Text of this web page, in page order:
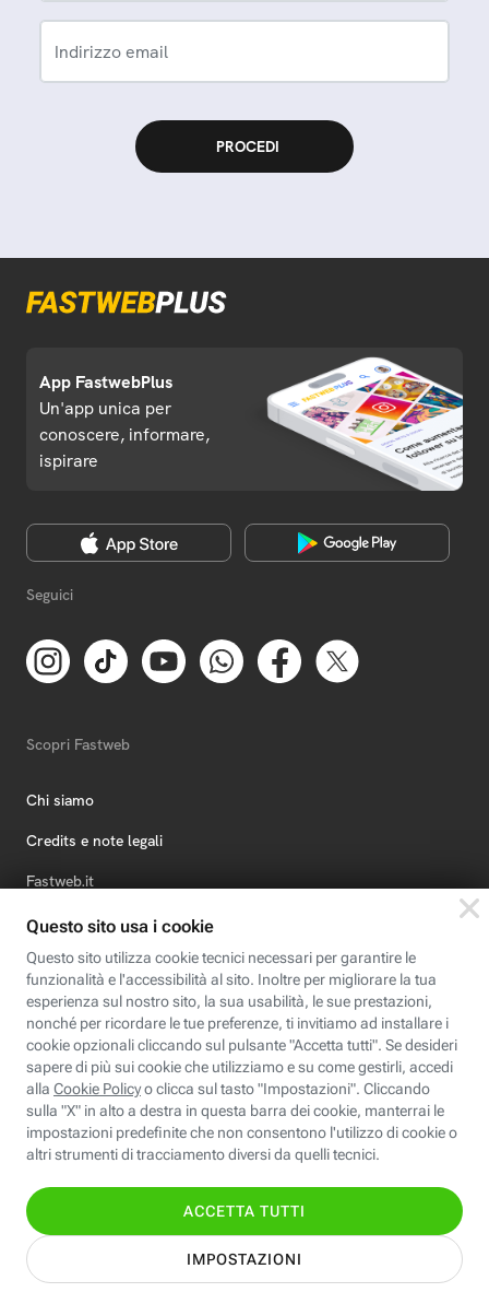
Indirizzo email
App FastwebPlus
Un'app unica per
conoscere, informare,
ispirare
Seguici
Scopri Fastweb
Chi siamo
Credits e note legali
Fastweb.it
Formazione
Fastweb Digital Academy
STEP FuturAbility District
Insieme, siamo futuro
© Fastweb SpA 2026 - P.IVA 12878470157
Informativa
Modifica